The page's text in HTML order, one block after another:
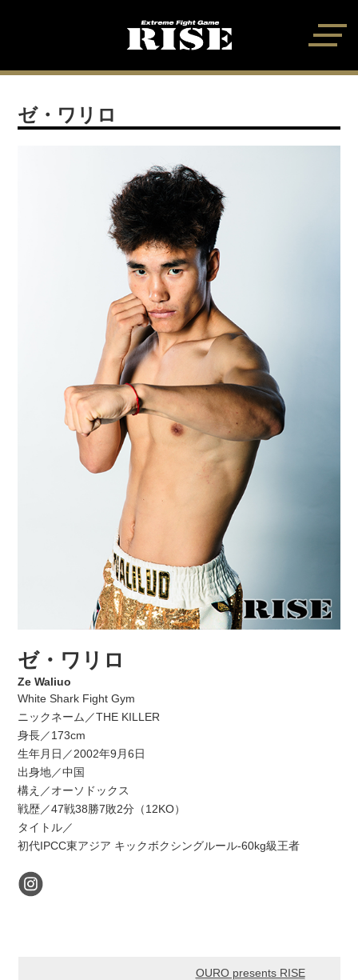
ゼ・ワリロ
ゼ・ワリロ
Ze Waliuo
White Shark Fight Gym
ニックネーム／THE KILLER
身長／173cm
生年月日／2002年9月6日
出身地／中国
構え／オーソドックス
戦歴／47戦38勝7敗2分（12KO）
タイトル／
初代IPCC東アジア キックボクシングルール-60kg級王者
OURO presents RISE